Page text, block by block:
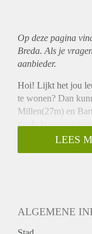
Op deze pagina
Breda. Als je
aanbieder.
Hoi! Lijkt het jou
te wonen? Dan
Millen(27m) en
derde
we zoeken iemand
dezelfde leeftijd.
opkomende buurt,
jumbo op 60 m
LEES
ALGEMENE